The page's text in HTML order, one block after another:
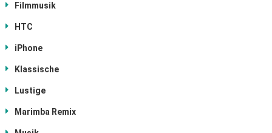
Filmmusik
HTC
iPhone
Klassische
Lustige
Marimba Remix